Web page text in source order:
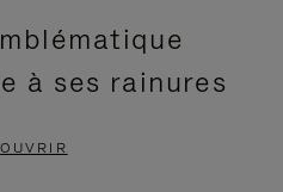
à ses rainures